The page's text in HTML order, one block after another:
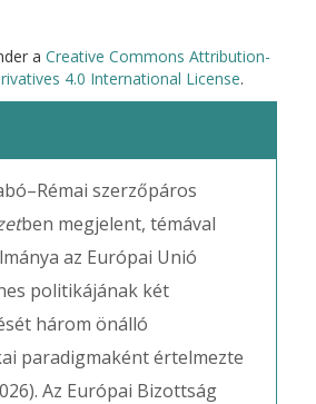
a Creative Commons Attribution-
4.0 International License.
szerzőpáros
ben megjelent, témával
az Európai Unió
politikájának két
három önálló
paradigmaként értelmezte
Az Európai Bizottság